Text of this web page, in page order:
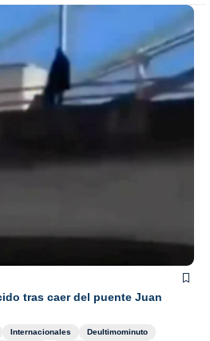
tras caer del puente Juan
Internacionales
Deultimominuto